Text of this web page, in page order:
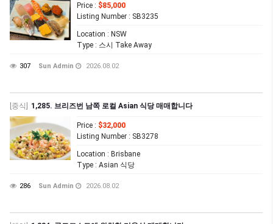
Price : $85,000
Listing Number : SB3235
Location : NSW
Type : 스시 Take Away
307 Sun Admin 2026.08.02
[중식] 1,285. 브리즈번 남쪽 로컬 Asian 식당 매매합니다
Price : $32,000
Listing Number : SB3278
Location : Brisbane
Type : Asian 식당
286 Sun Admin 2026.08.02